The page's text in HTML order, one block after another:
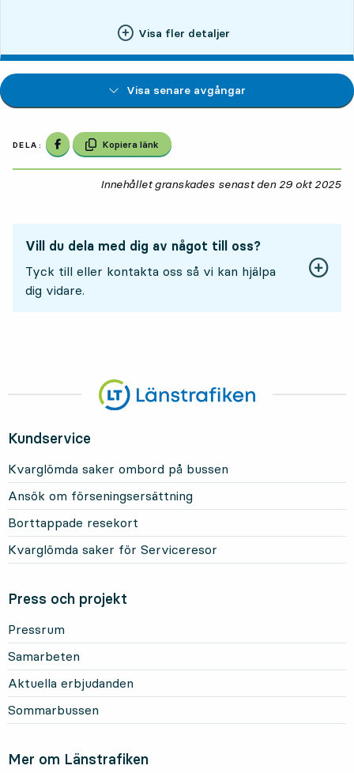
Visa fler detaljer
Visa senare avgångar
DELA: Dela på Facebook
Kopiera länk
Innehållet granskades senast den 29 okt 2025
Vill du dela med dig av något till oss?
Tyck till eller kontakta oss så vi kan hjälpa
dig vidare.
Kundservice
Kvarglömda saker ombord på bussen
Ansök om förseningsersättning
Borttappade resekort
Kvarglömda saker för Serviceresor
Press och projekt
Pressrum
Samarbeten
Aktuella erbjudanden
Sommarbussen
Mer om Länstrafiken